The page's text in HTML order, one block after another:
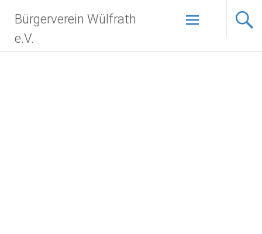
Bürgerverein Wülfrath
e.V.